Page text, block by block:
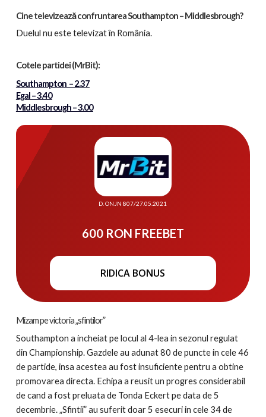
Cine televizează confruntarea Southampton – Middlesbrough?
Duelul nu este televizat în România.
Cotele partidei(MrBit):
Southampton – 2.37
Egal – 3.40
Middlesbrough – 3.00
D. ONJN 807/27.05.2021
600 RON FREEBET
RIDICA BONUS
Mizam pe victoria „sfintilor”
Southampton a incheiat pe locul al 4-lea in sezonul regulat
din Championship. Gazdele au adunat 80 de puncte in cele 46
de partide, insa acestea au fost insuficiente pentru a obtine
promovarea directa. Echipa a reusit un progres considerabil
de cand a fost preluata de Tonda Eckert pe data de 5
decembrie. „Sfintii” au suferit doar 5 esecuri in cele 34 de